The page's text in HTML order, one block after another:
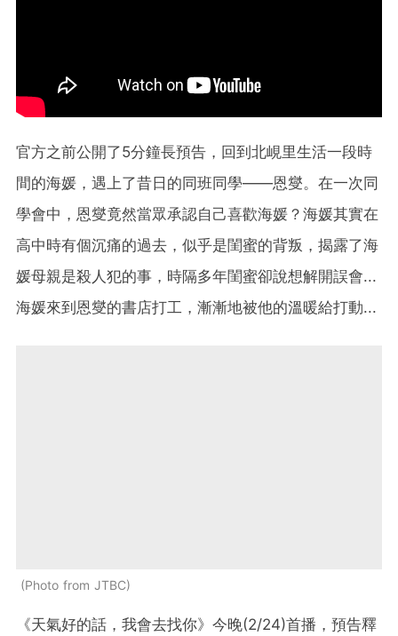
官方之前公開了5分鐘長預告，回到北峴里生活一段時
間的海媛，遇上了昔日的同班同學——恩燮。在一次同
學會中，恩燮竟然當眾承認自己喜歡海媛？海媛其實在
高中時有個沉痛的過去，似乎是閨蜜的背叛，揭露了海
媛母親是殺人犯的事，時隔多年閨蜜卻說想解開誤會...
海媛來到恩燮的書店打工，漸漸地被他的溫暖給打動...
Photo from JTBC
《天氣好的話，我會去找你》今晚(2/24)首播，預告釋